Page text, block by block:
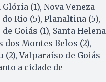
(1), Nova Veneza
do Rio (5), Planaltina (5),
Goiás (1), Santa Helena
dos Montes Belos (2),
(2), Valparaíso de Goiás
a cidade de